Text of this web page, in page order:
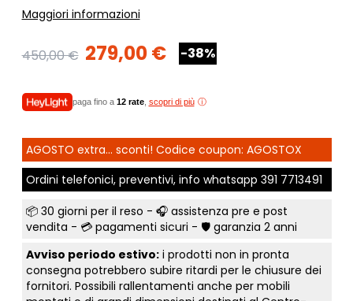
Maggiori informazioni
450,00 € 279,00 € -38%
paga fino a 12 rate, scopri di più
AGOSTO extra... sconti! Codice coupon: AGOSTOX
Ordini telefonici, preventivi, info whatsapp 391 7713491
📦 30 giorni per il reso - 🎧 assistenza pre e post
vendita - 💳 pagamenti sicuri - 🛡️ garanzia 2 anni
Avviso periodo estivo:i prodotti non in pronta
consegna potrebbero subire ritardi per le chiusure dei
fornitori. Possibili rallentamenti anche per mobili